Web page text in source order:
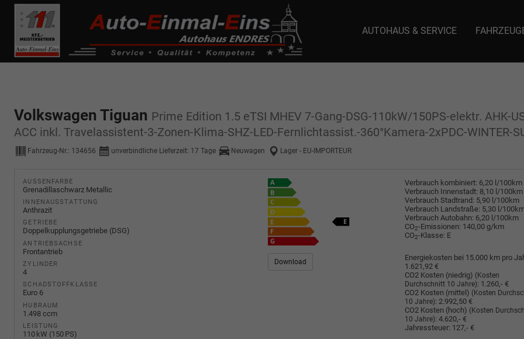
------------ Host Name : selector1._domainkey Points to address or value: selector1-aee-de0k._domainkey.autoeinmaleins.onmicrosoft.com Host
de0k._domainkey.autoeinmaleins.onmicrosoft.com
AUTOHAUS & SERVICE
Volkswagen Tiguan Prime Edition 1.5 eTSI MHEV 7-Gang-DSG-110kW/150PS-elektr. AHK-
ACC inkl. Travelassistent-3-Zonen-Klima-SHZ-LED-Fernlichtassist.-360°Kamera-2xPDC-WINTER-
Fahrzeug-Nr.: 134656 unverbindliche Lieferzeit: 17 Tage Neuwagen Lager - EU-IMPORTEUR
AUSSENFARBE
Grenadillaschwarz Metallic
INNENAUSSTATTUNG
Anthrazit
GETRIEBE
Doppelkupplungsgetriebe (DSG)
ANTRIEBSACHSE
Frontantrieb
ZYLINDER
4
SCHADSTOFFKLASSE
Euro 6
HUBRAUM
1.498 ccm
LEISTUNG
110 kW (150 PS)
Verbrauch kombiniert: 6,20 l/100km
Verbrauch Innenstadt: 8,10 l/100km
Verbrauch Stadtrand: 5,90 l/100km
Verbrauch Landstraße: 5,30 l/
Verbrauch Autobahn: 6,20 l/100km
CO2-Emissionen: 140,00 g/km
CO2-Klasse: E
Download
Energiekosten bei 15.000 km pro
1.621,92 €
CO2 Kosten (niedrig) (Kosten
Durchschnitt 10 Jahre): 1.260,- €
CO2 Kosten (mittel) (Kosten
10 Jahre): 2.992,50 €
CO2 Kosten (hoch) (Kosten
10 Jahre): 4.620,- €
Jahressteuer: 127,- €